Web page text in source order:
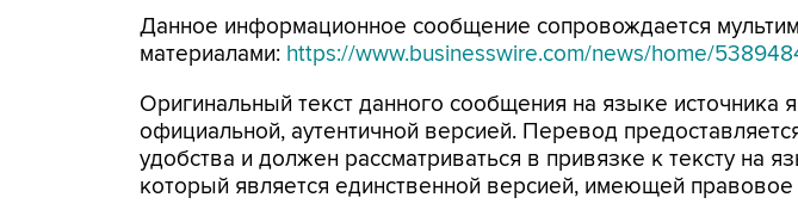
Данное информационное сообщение сопровождается
материалами: https://www.businesswire.com/news/home/
Оригинальный текст данного сообщения на языке источника
официальной, аутентичной версией. Перевод
удобства и должен рассматриваться в привязке к тексту на
который является единственной версией, имеющей правовое